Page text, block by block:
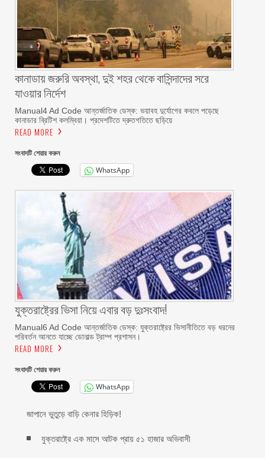
কানাডায় জরুরি অবস্থা, দুই শহর থেকে বাসিন্দাদের সরে
যাওয়ার নির্দেশ
Manual4 Ad Code আন্তর্জাতিক ডেস্ক: ভয়াবহ দুর্যোগের কবলে পড়েছে
কানাডার ব্রিটিশ কলম্বিয়া। প্রদেশটিতে দ্রুতগতিতে ছড়িয়ে
READ MORE
সংবাদটি শেয়ার করুন
WhatsApp
যুক্তরাষ্ট্রের ভিসা নিয়ে এবার বড় দুঃসংবাদ!
Manual6 Ad Code আন্তর্জাতিক ডেস্ক: যুক্তরাষ্ট্রের ভিসানীতিতে বড় ধরনের
পরিবর্তন আনতে যাচ্ছে ডোনাল্ড ট্রাম্প প্রশাসন।
READ MORE
সংবাদটি শেয়ার করুন
WhatsApp
জাপানে ভুতুড়ে বাড়ি কেনার হিড়িক!
যুক্তরাষ্ট্রে এক মাসে আটক প্রায় ৫১ হাজার অভিবাসী